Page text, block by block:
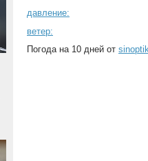
давление:
ветер:
Погода на 10 дней от